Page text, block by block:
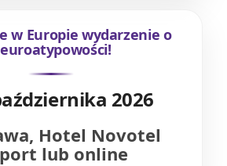
w Europie wydarzenie o
2026
Hotel Novotel
lub online